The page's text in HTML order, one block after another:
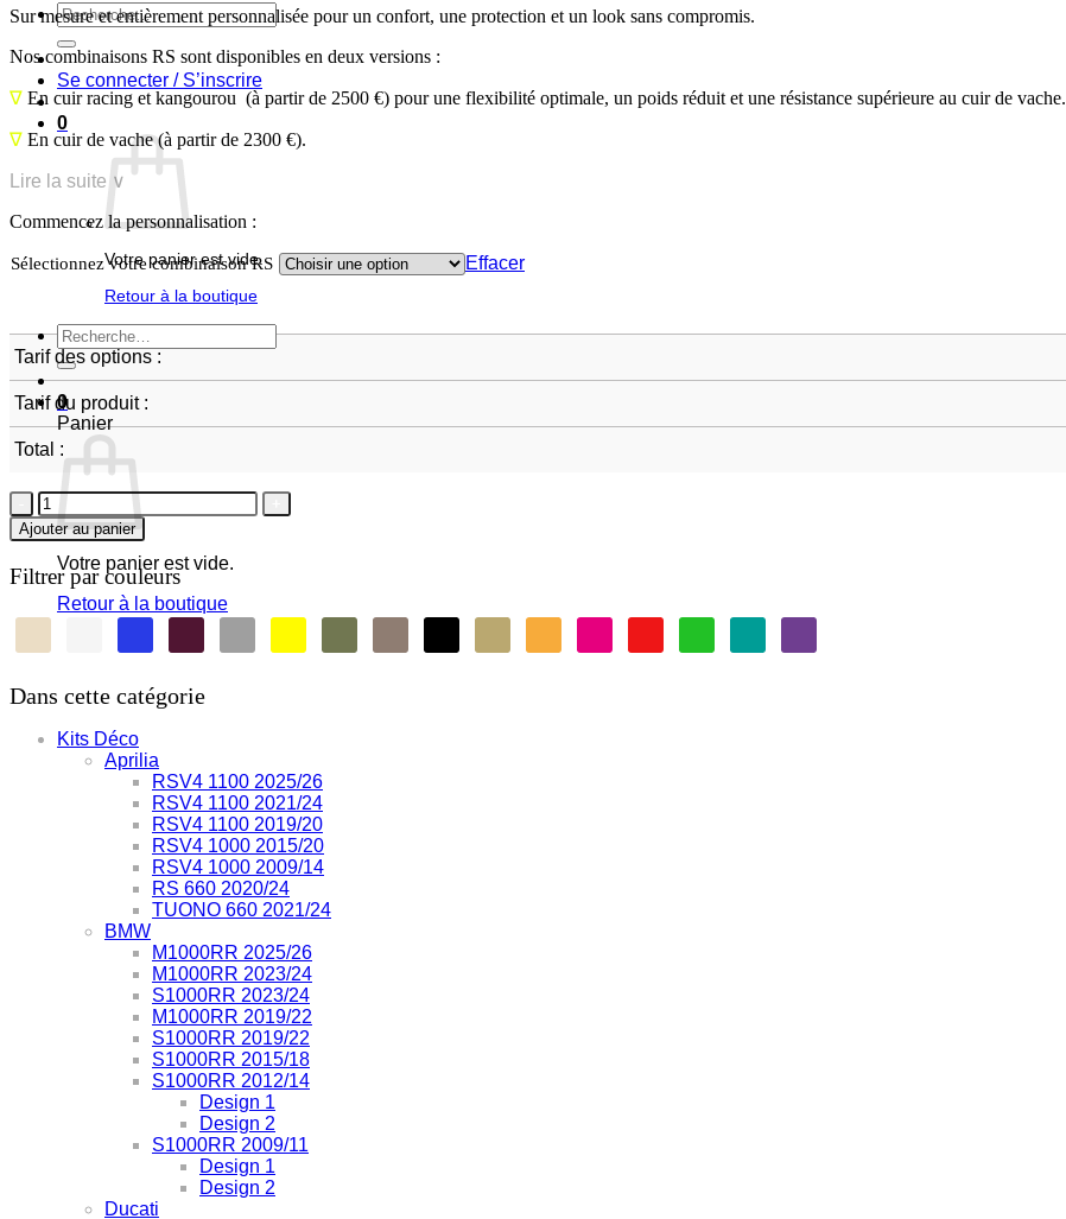
Recherche
pour :
Se connecter / S’inscrire
0
Votre panier est vide.
Retour à la boutique
Recherche
pour :
0
Panier
Votre panier est vide.
Retour à la boutique
Sur mesure et entièrement personnalisée pour un confort, une protection et un look sans compromis.
Nos combinaisons RS sont disponibles en deux versions :
∇ En cuir racing et kangourou (à partir de 2500 €) pour une flexibilité optimale, un poids réduit et une résistance supérieure au cuir de vache.
∇ En cuir de vache (à partir de 2300 €).
Lire la suite ∨
Commencez la personnalisation :
Sélectionnez votre combinaison RS Effacer
Tarif des options :
Tarif du produit :
Total :
quantité
de
RS
Race
Ajouter au panier
Filtrer par couleurs
Dans cette catégorie
Kits Déco
Aprilia
RSV4 1100 2025/26
RSV4 1100 2021/24
RSV4 1100 2019/20
RSV4 1000 2015/20
RSV4 1000 2009/14
RS 660 2020/24
TUONO 660 2021/24
BMW
M1000RR 2025/26
M1000RR 2023/24
S1000RR 2023/24
M1000RR 2019/22
S1000RR 2019/22
S1000RR 2015/18
S1000RR 2012/14
Design 1
Design 2
S1000RR 2009/11
Design 1
Design 2
Ducati